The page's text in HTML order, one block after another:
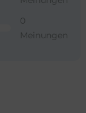
0
Meinungen